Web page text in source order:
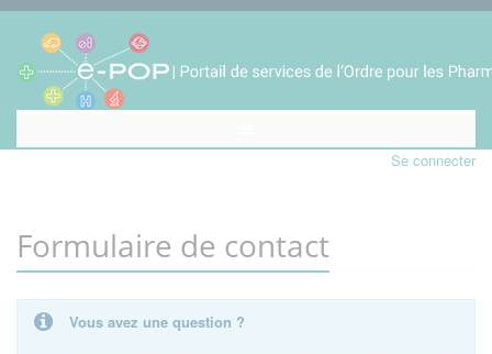
Se connecter
Formulaire de contact
Vous avez une question ?